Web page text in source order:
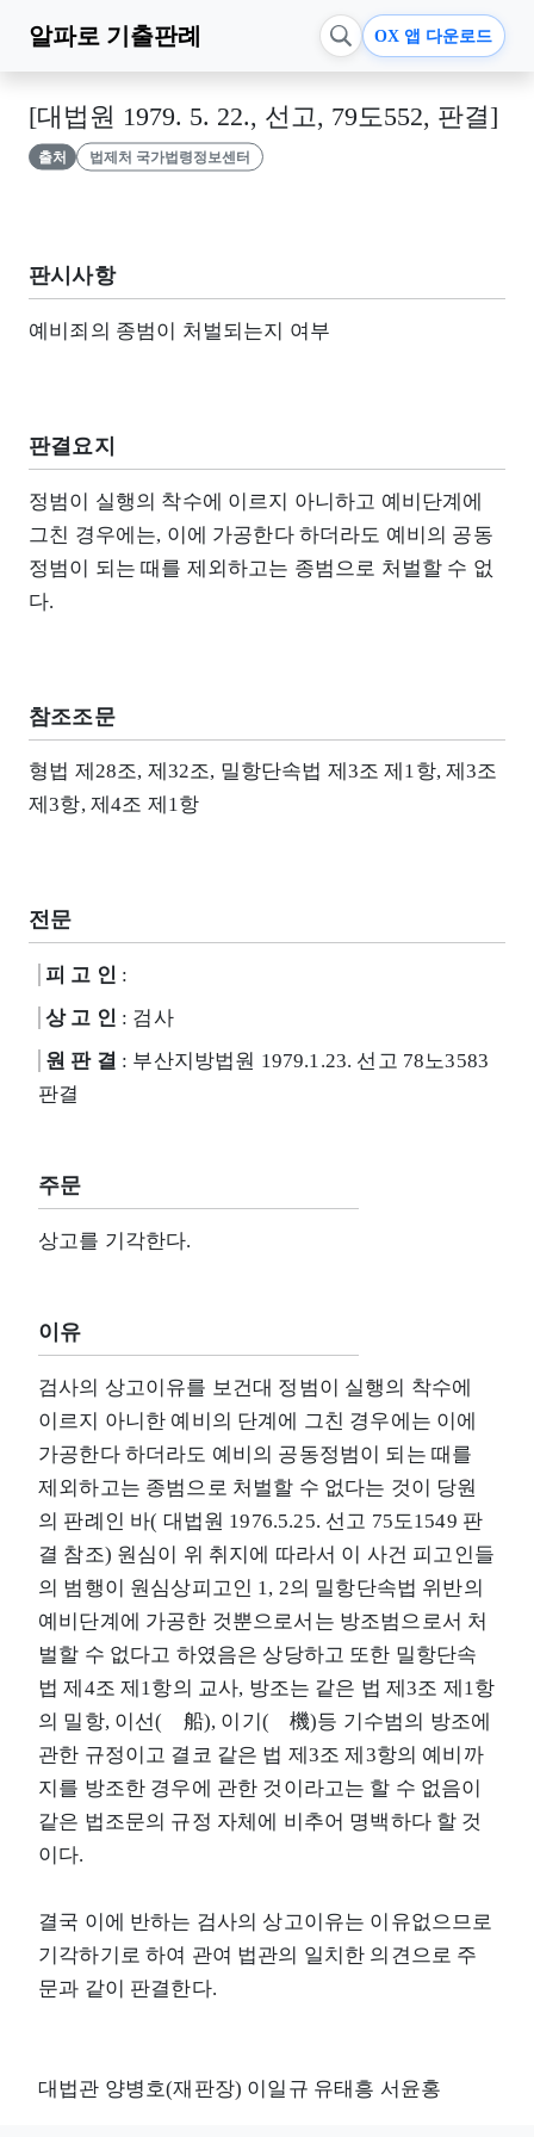
알파로 기출판례 OX 앱 다운로드
[대법원 1979. 5. 22., 선고, 79도552, 판결]
출처 법제처 국가법령정보센터
판시사항
예비죄의 종범이 처벌되는지 여부
판결요지
정범이 실행의 착수에 이르지 아니하고 예비단계에
그친 경우에는, 이에 가공한다 하더라도 예비의 공동
정범이 되는 때를 제외하고는 종범으로 처벌할 수 없
다.
참조조문
형법 제28조, 제32조, 밀항단속법 제3조 제1항, 제3조
제3항, 제4조 제1항
전문
피 고 인 :
상 고 인 : 검사
원 판 결 : 부산지방법원 1979.1.23. 선고 78노3583
판결
주문
상고를 기각한다.
이유
검사의 상고이유를 보건대 정범이 실행의 착수에
이르지 아니한 예비의 단계에 그친 경우에는 이에
가공한다 하더라도 예비의 공동정범이 되는 때를
제외하고는 종범으로 처벌할 수 없다는 것이 당원
의 판례인 바( 대법원 1976.5.25. 선고 75도1549 판
결 참조) 원심이 위 취지에 따라서 이 사건 피고인들
의 범행이 원심상피고인 1, 2의 밀항단속법 위반의
예비단계에 가공한 것뿐으로서는 방조범으로서 처
벌할 수 없다고 하였음은 상당하고 또한 밀항단속
법 제4조 제1항의 교사, 방조는 같은 법 제3조 제1항
의 밀항, 이선(離船), 이기(離機)등 기수범의 방조에
관한 규정이고 결코 같은 법 제3조 제3항의 예비까
지를 방조한 경우에 관한 것이라고는 할 수 없음이
같은 법조문의 규정 자체에 비추어 명백하다 할 것
이다.
결국 이에 반하는 검사의 상고이유는 이유없으므로
기각하기로 하여 관여 법관의 일치한 의견으로 주
문과 같이 판결한다.
대법관 양병호(재판장) 이일규 유태흥 서윤홍